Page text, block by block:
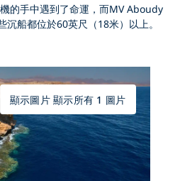
的手中遇到了命運，而MV Aboudy
船都位於60英尺（18米）以上。
顯示圖片 顯示所有 1 圖片